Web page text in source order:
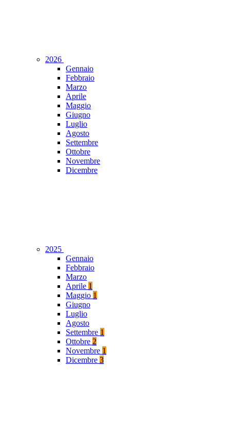
2026
Gennaio
Febbraio
Marzo
Aprile
Maggio
Giugno
Luglio
Agosto
Settembre
Ottobre
Novembre
Dicembre
2025
Gennaio
Febbraio
Marzo
Aprile 1
Maggio 1
Giugno
Luglio
Agosto
Settembre 1
Ottobre 2
Novembre 1
Dicembre 3